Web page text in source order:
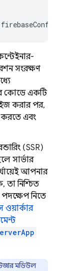
firebaseConfig
সংরক্ষণ
কোডে একটি
করার পর,
এবং
(SSR)
সার্ভার
আপনার
তা নিশ্চিত
নিতে
ওয়ার্কার
মডিউল